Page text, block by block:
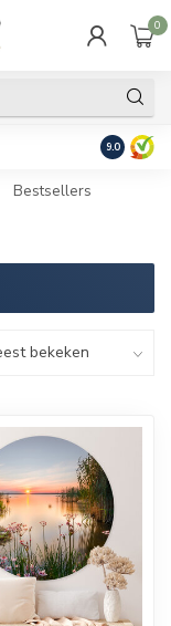
0
Achteraf
9.0
Bestsellers